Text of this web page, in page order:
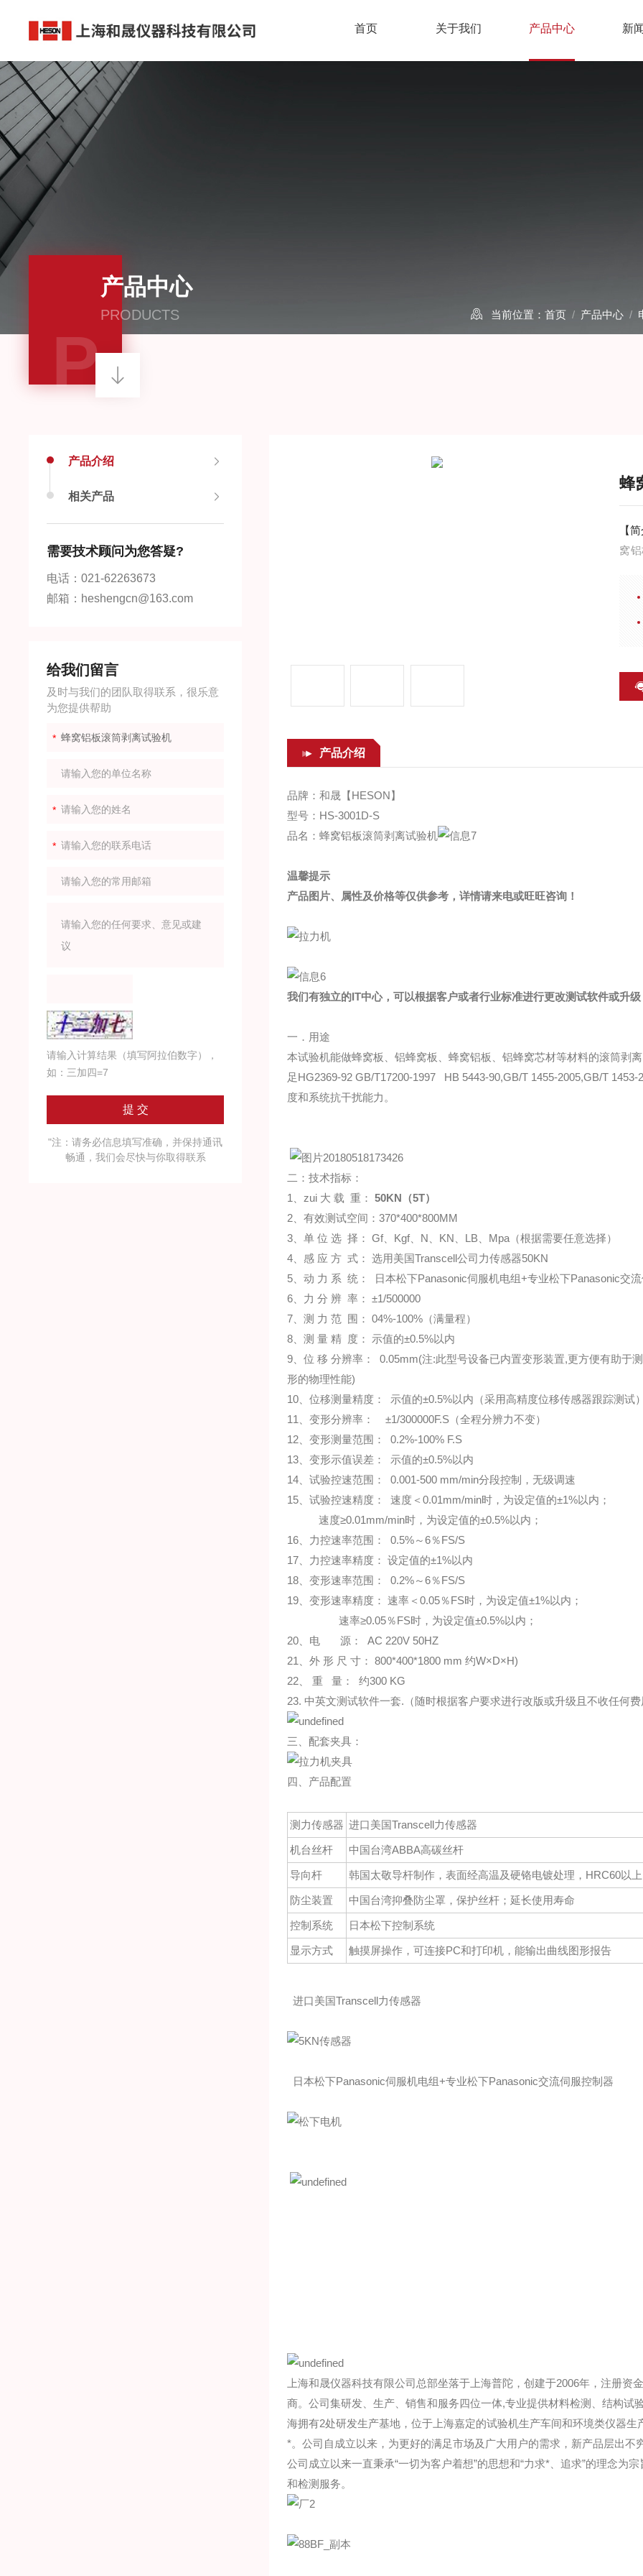
首页 关于我们 产品中心 新
产品中心
PRODUCTS
P
当前位置： 首页/ 产品中心/
蜂
【
窝
产品介绍
品牌：和晟【HESON】
型号：HS-3001D-S
品名：蜂窝铝板滚筒剥离试验机
温馨提示
产品图片、属性及价格等仅供参考，详情请来电或旺旺咨询！
我们有独立的IT中心，可以根据客户或者行业标准进行更改测试软件或升
一．用途
本试验机能做蜂窝板、铝蜂窝板、蜂窝铝板、铝蜂窝芯材等材料的滚筒剥
足HG2369-92 GB/T17200-1997
HB 5443-90,GB/T 1455-2005,GB/T 1453-
度和系统抗干扰能力 。
二：技术指标：
1、zui 大 载 重： 50KN（5T）
2、有效测试空间：370*400*800MM
3、单位 选 择： Gf、Kgf、N、KN、LB、Mpa（根据需要任意选择）
4、感 应 方 式： 选用美国Transcell公司 力传感器50KN
5、动 力 系 统： 日本松下Panasonic伺服机电组+专业松下Panasonic交
6、力分 辨 率： ±1/500000
7、测 力 范 围： 04%-100%（满量程）
8、测量 精 度： 示值的±0.5%以内
9、位移 分辨率：
0.05mm(注:此型号设备已内置变形装置,更方便有助于
形的物理性能)
10、位移测量精度： 示值的±0.5%以内（采用高精度位移传感器跟踪测试
11、变形分辨率： ±1/300000F.S（全程分辨力不变）
12、变形测量范围： 0.2%-100% F.S
13、变形示值误差： 示值的±0.5%以内
14、试验控速范围： 0.001-500 mm/min分段控制，无级调速
15、试验控速精度：速度 ＜0.01mm/min时， 为设定值的±1%以内；
速度≥0.01mm/min时， 为设定值的±0.5%以内 ；
16、 力控速率范围 ： 0.5%～6％FS/S
17、力控速率精度： 设定值的±1%以内
18、变形速率范围 ： 0.2%～6％FS/S
19、变形速率精度 ： 速率＜0.05％FS时，为设定值±1%以内；
速率≥0.05％FS时，为设定值±0.5%以内 ；
20、 电 源：
AC 220V 50HZ
21、外 形 尺 寸： 800*400*1800 mm 约W×D×H)
22、重 量 ： 约300 KG
23. 中英文测试软件一套.（随时根据客户要求进行改版或升级且不收任何
三、配套夹具：
四、产品配置
测力传感器 进口美国Transcell力传感器
机台丝杆 中国台湾ABBA高碳丝杆
导向杆 韩国太敬导杆制作，表面经高温及硬铬电镀处理， HRC60以上
防尘装置 中国台湾抑叠防尘罩，保护丝杆；延长使用寿命
控制系统 日本松下控制系统
显示方式 触摸屏操作，可连接PC和打印机 ，能输出曲线图形报告
进口美国Transcell力传感器
日本松下Panasonic伺服机电组+专业松下Panasonic交流伺服控制器
上海和晟仪器科技有限公司总部坐落于上海普陀，创建于2006年，注册
商。公司集研发、生产、销售和服务四位一体,专业提供材料检测、结构
海拥有2处研发生产基地，位于上海嘉定的试验机生产车间和环境类仪器
*。公司自成立以来，为更好的满足市场及广大用户的需求，新产品层出
公司成立以来一直秉承“一切为客户着想”的思想和“力求*、追求”的理念为
和检测服务。
产品介绍
相关产品
需要技术顾问为您答疑?
电话：021-62263673
邮箱：heshengcn@163.com
给我们留言
及时与我们的团队取得联系，很乐意
为您提供帮助
请输入计算结果（填写阿拉伯数字），
如：三加四=7
"注：请务必信息填写准确，并保持通讯
畅通，我们会尽快与你取得联系